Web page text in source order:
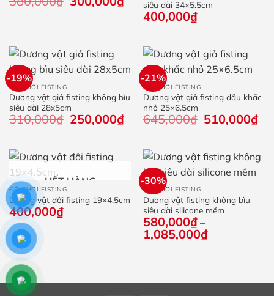
gốc
hiện
siêu dài 34×5.5cm
400,000₫
-19%
ĐỒ CHƠI FISTING
Dương vật giả fisting không bìu
siêu dài 28x5cm
310,000₫ Giá
gốc
250,000₫Giá
hiện
250,000₫.
-21%
ĐỒ CHƠI FISTING
Dương vật giả fisting đầu khấc
nhỏ 25×6.5cm
645,000₫ Giá
gốc
510,000₫Giá
HẾT HÀNG
ĐỒ CHƠI FISTING
Dương vật đôi fisting 19×4.5cm
400,000₫
-30%
ĐỒ CHƠI FISTING
Dương vật fisting không bìu
siêu dài silicone mềm
580,000₫ –
1,085,000₫Khoảng
giá:
1,085,000₫